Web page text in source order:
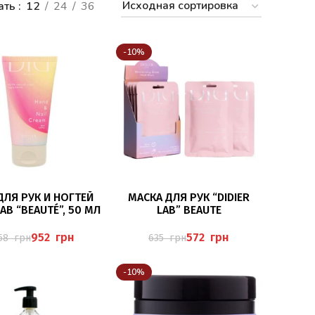
12 24 36
В КОРЗИНУ
РУК И НОГТЕЙ
“BEAUTÉ”, 50 МЛ
грн952 грн
-10%
В КОРЗИНУ
МАСКА ДЛЯ РУК “DIDIER
LAB” BEAUTE
635грн572 грн
-10%